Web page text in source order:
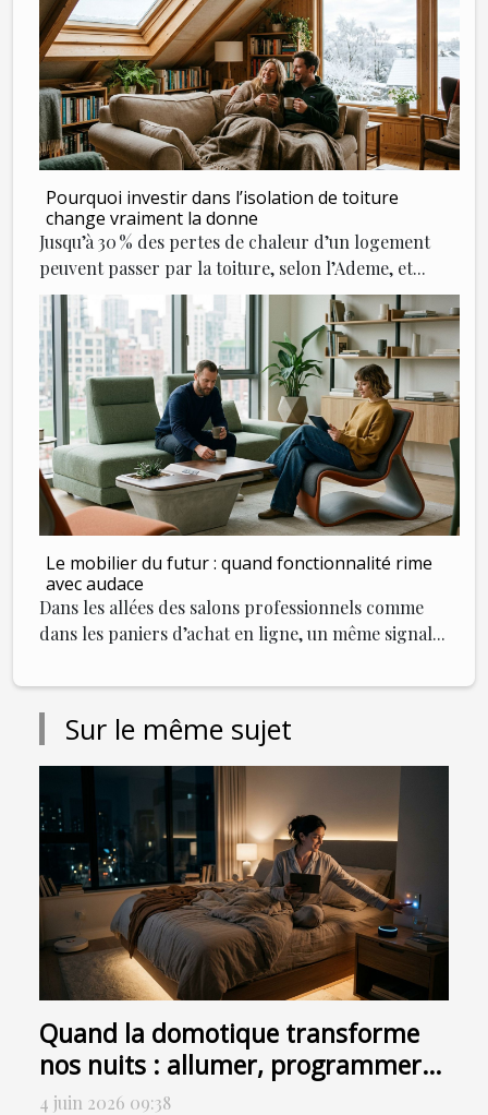
Pourquoi investir dans l’isolation de toiture
change vraiment la donne
Jusqu’à 30 % des pertes de chaleur d’un logement
peuvent passer par la toiture, selon l’Ademe, et...
Le mobilier du futur : quand fonctionnalité rime
avec audace
Dans les allées des salons professionnels comme
dans les paniers d’achat en ligne, un même signal...
Sur le même sujet
Quand la domotique transforme
nos nuits : allumer, programmer
ou sensoriser ?
4 juin 2026 09:38